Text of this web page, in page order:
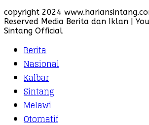
copyright 2024
Reserved Media Berita dan Iklan |
Sintang Official
Berita
Nasional
Kalbar
Sintang
Melawi
Otomatif